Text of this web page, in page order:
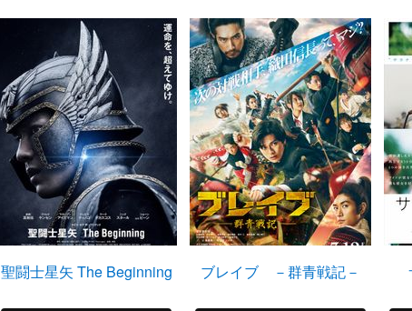
聖闘士星矢 The Beginning ブレイブ －群青戦記－